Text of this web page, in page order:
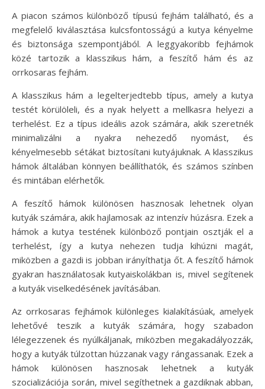
A piacon számos különböző típusú fejhám található, és a
megfelelő kiválasztása kulcsfontosságú a kutya kényelme
és biztonsága szempontjából. A leggyakoribb fejhámok
közé tartozik a klasszikus hám, a feszítő hám és az
orrkosaras fejhám.
A klasszikus hám a legelterjedtebb típus, amely a kutya
testét körülöleli, és a nyak helyett a mellkasra helyezi a
terhelést. Ez a típus ideális azok számára, akik szeretnék
minimalizálni a nyakra nehezedő nyomást, és
kényelmesebb sétákat biztosítani kutyájuknak. A klasszikus
hámok általában könnyen beállíthatók, és számos színben
és mintában elérhetők.
A feszítő hámok különösen hasznosak lehetnek olyan
kutyák számára, akik hajlamosak az intenzív húzásra. Ezek a
hámok a kutya testének különböző pontjain osztják el a
terhelést, így a kutya nehezen tudja kihúzni magát,
miközben a gazdi is jobban irányíthatja őt. A feszítő hámok
gyakran használatosak kutyaiskolákban is, mivel segítenek
a kutyák viselkedésének javításában.
Az orrkosaras fejhámok különleges kialakításúak, amelyek
lehetővé teszik a kutyák számára, hogy szabadon
lélegezzenek és nyúlkáljanak, miközben megakadályozzák,
hogy a kutyák túlzottan húzzanak vagy rángassanak. Ezek a
hámok különösen hasznosak lehetnek a kutyák
szocializációja során, mivel segíthetnek a gazdiknak abban,